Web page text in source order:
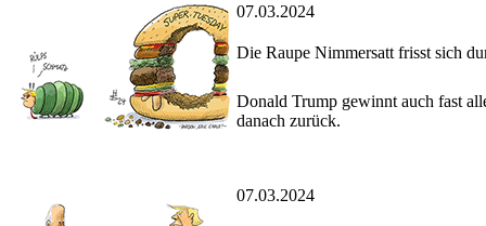
07.03.2024
Die Raupe Nimmersatt frisst sich
Donald Trump gewinnt auch fast
danach zurück.
07.03.2024